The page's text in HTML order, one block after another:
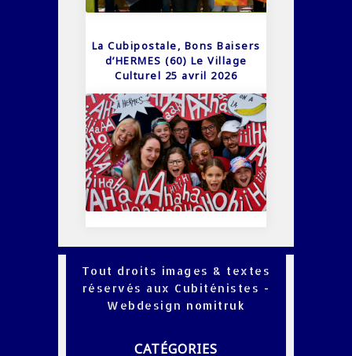
La Cubipostale, Bons Baisers
d’HERMES (60) Le Village
Culturel 25 avril 2026
Tout droits images & textes
réservés aux Cubiténistes -
Webdesign nomitruk
CATÉGORIES